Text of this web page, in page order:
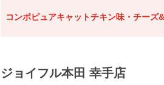
コンボピュアキャットチキン味・チーズ
ジョイフル本田 幸手店